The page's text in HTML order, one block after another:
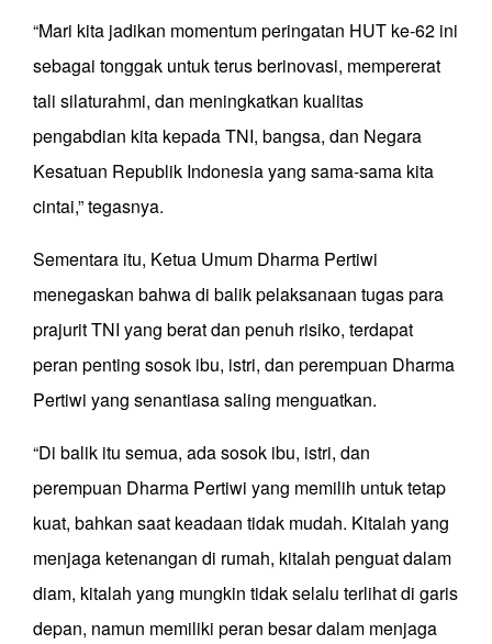
“Mari kita jadikan momentum peringatan HUT ke-62 ini
sebagai tonggak untuk terus berinovasi, mempererat
tali silaturahmi, dan meningkatkan kualitas
pengabdian kita kepada TNI, bangsa, dan Negara
Kesatuan Republik Indonesia yang sama-sama kita
cintai,” tegasnya.
Sementara itu, Ketua Umum Dharma Pertiwi
menegaskan bahwa di balik pelaksanaan tugas para
prajurit TNI yang berat dan penuh risiko, terdapat
peran penting sosok ibu, istri, dan perempuan Dharma
Pertiwi yang senantiasa saling menguatkan.
“Di balik itu semua, ada sosok ibu, istri, dan
perempuan Dharma Pertiwi yang memilih untuk tetap
kuat, bahkan saat keadaan tidak mudah. Kitalah yang
menjaga ketenangan di rumah, kitalah penguat dalam
diam, kitalah yang mungkin tidak selalu terlihat di garis
depan, namun memiliki peran besar dalam menjaga